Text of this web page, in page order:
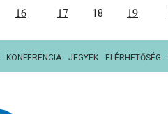
16 17 18 19
KONFERENCIA JEGYEK ELÉRHETŐSÉG